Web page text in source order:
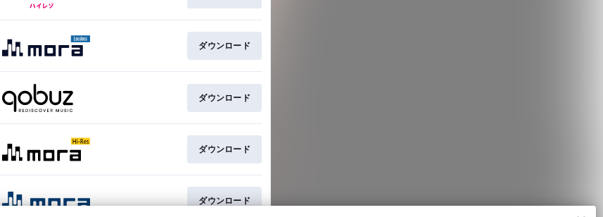
ダウンロード
ダウンロード
ダウンロード
ダウンロード